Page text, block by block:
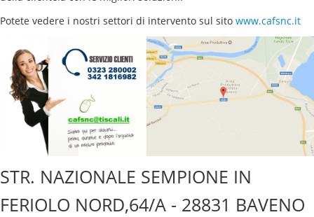
Potete vedere i nostri settori di intervento sul sito www.cafsnc.it
STR. NAZIONALE SEMPIONE IN
FERIOLO NORD,64/A - 28831 BAVENO